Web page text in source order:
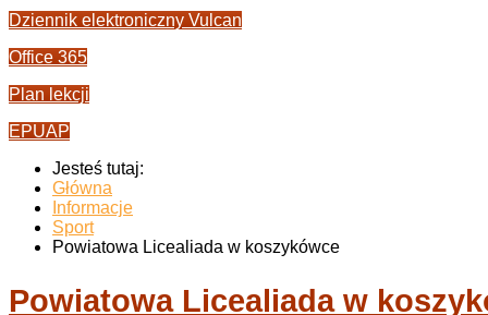
Dziennik elektroniczny Vulcan
Office 365
Plan lekcji
EPUAP
Jesteś tutaj:
Główna
Informacje
Sport
Powiatowa Licealiada w koszykówce
Powiatowa Licealiada w